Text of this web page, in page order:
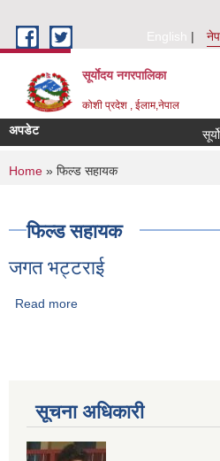
English
सूर्याेदय नगरपालिका
कोशी प्रदेश , ईलाम,नेपाल
अपडेट
You are here
Home » फिल्ड सहायक
फिल्ड सहायक
जगत भट्टराई
Read more
सूचना अधिकारी